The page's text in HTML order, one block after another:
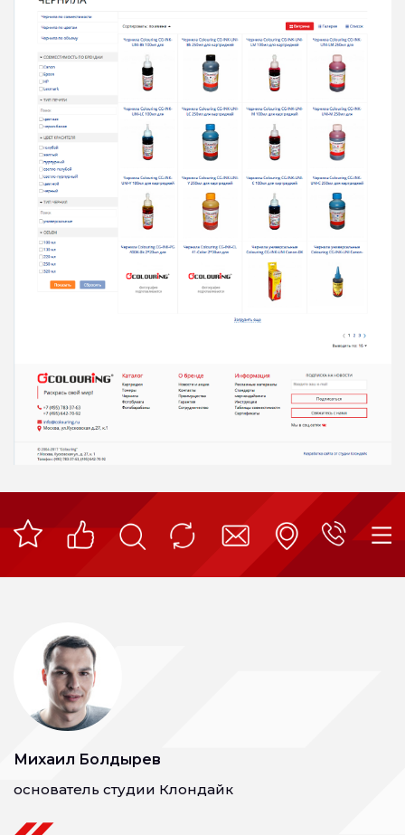
Михаил Болдырев
основатель студии Клондайк